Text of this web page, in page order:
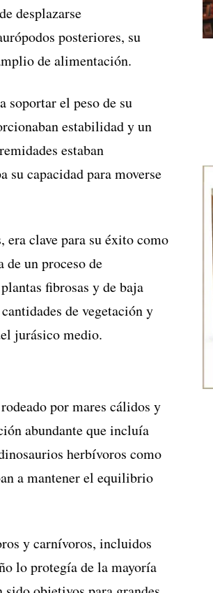
desplazarse
posteriores, su
de alimentación.
soportar el peso de su
estabilidad y un
estaban
su capacidad para moverse
era clave para su éxito como
un proceso de
fibrosas y de baja
de vegetación y
jurásico medio.
por mares cálidos y
abundante que incluía
herbívoros como
a mantener el equilibrio
y carnívoros, incluidos
lo protegía de la mayoría